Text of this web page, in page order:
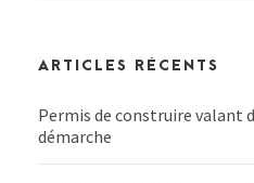
ARTICLES RÉCENTS
Permis de construire valant
démarche